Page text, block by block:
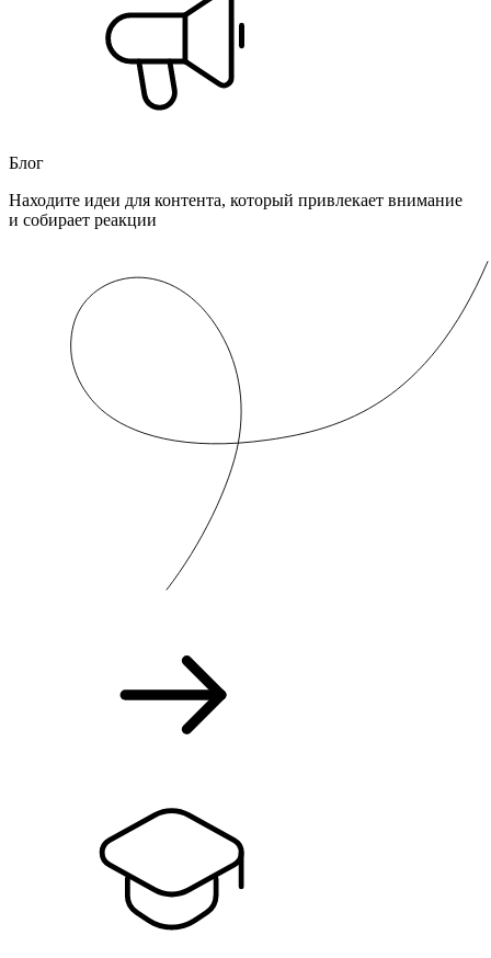
Блог
Находите идеи для контента, который привлекает внимание
и собирает реакции